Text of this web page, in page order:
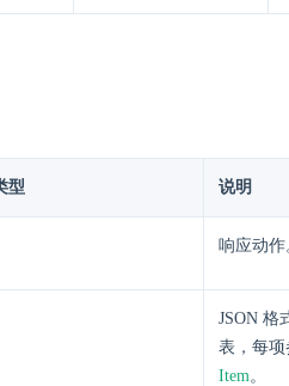
型 说明
响应动作
JSON 格
表，每
Item。